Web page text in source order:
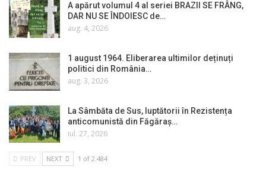
A apărut volumul 4 al seriei BRAZII SE FRÂNG,
DAR NU SE ÎNDOIESC de…
aug. 4, 2026
1 august 1964. Eliberarea ultimilor deținuți
politici din România…
aug. 3, 2026
La Sâmbăta de Sus, luptătorii în Rezistența
anticomunistă din Făgăraș…
iul. 27, 2026
PREV NEXT 1 of 2.484